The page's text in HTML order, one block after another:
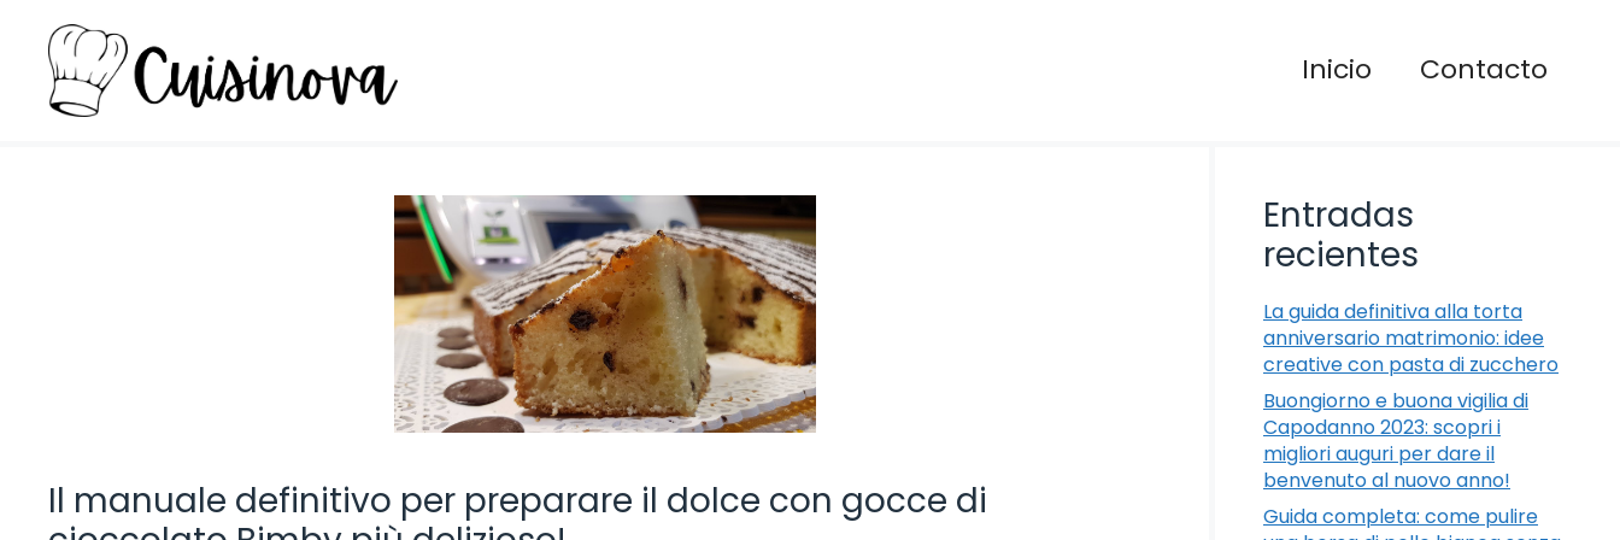
contenuto
Inicio Contacto
Il manuale definitivo per preparare il dolce con gocce di
Entradas
recientes
La guida definitiva alla torta
anniversario matrimonio: idee
creative con pasta di zucchero
Buongiorno e buona vigilia di
Capodanno 2023: scopri i
migliori auguri per dare il
benvenuto al nuovo anno!
Guida completa: come pulire